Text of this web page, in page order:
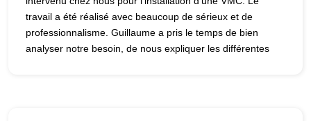
travail a été réalisé avec beaucoup de sérieux et de
professionnalisme. Guillaume a pris le temps de bien
analyser notre besoin, de nous expliquer les différentes